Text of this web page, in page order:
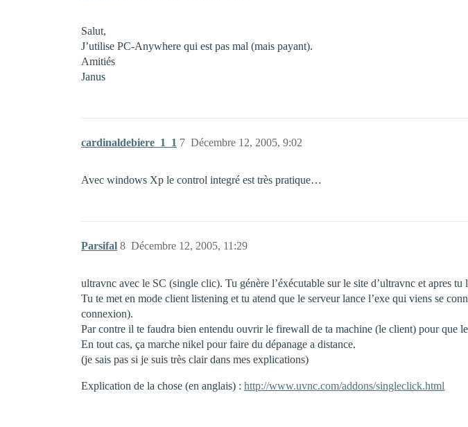
Salut,
J’utilise PC-Anywhere qui est pas mal (mais payant).
Amitiés
Janus
cardinaldebiere_1_1 Décembre 12, 2005, 9:02
7
Avec windows Xp le control integré est très pratique…
Parsifal Décembre 12, 2005, 11:29
8
ultravnc avec le SC (single clic). Tu génère l’éxécutable sur le site d’ultravnc et apres
Tu te met en mode client listening et tu atend que le serveur lance l’exe qui viens se
connexion).
Par contre il te faudra bien entendu ouvrir le firewall de ta machine (le client) pour que
En tout cas, ça marche nikel pour faire du dépanage a distance.
(je sais pas si je suis très clair dans mes explications)
Explication de la chose (en anglais) : http://www.uvnc.com/addons/singleclick.html